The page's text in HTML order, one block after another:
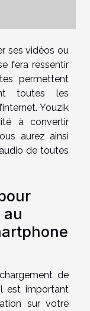
ses vidéos ou
fera ressentir
permettent
toutes les
Youzik
à convertir
aurez ainsi
de toutes
de
est important
sur votre